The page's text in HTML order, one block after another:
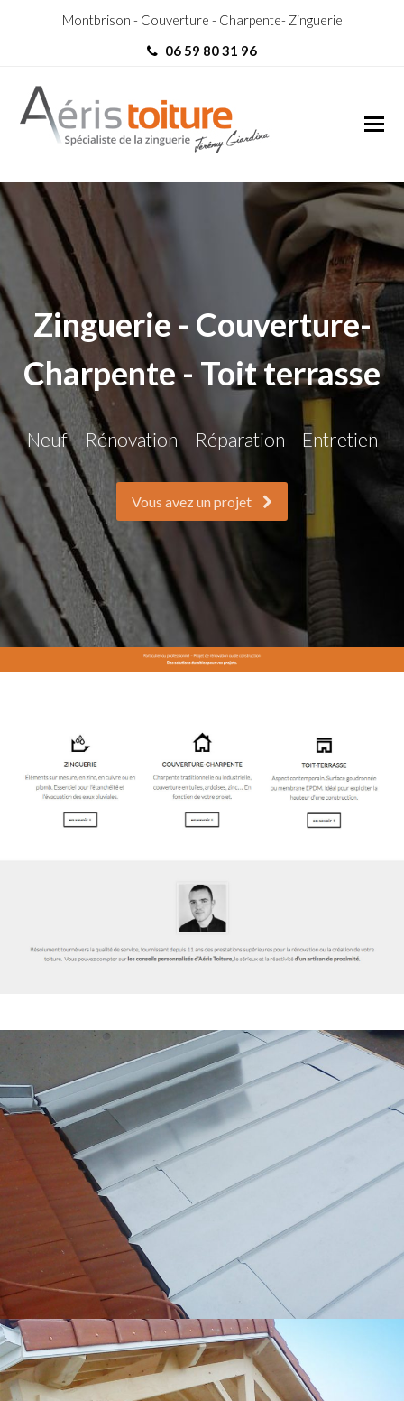
Montbrison - Couverture - Charpente- Zinguerie
06 59 80 31 96
couvreur Rillieux-la-Pape
Zinguerie - Couverture-
Charpente - Toit terrasse
Neuf – Rénovation – Réparation – Entretien
Vous avez un projet